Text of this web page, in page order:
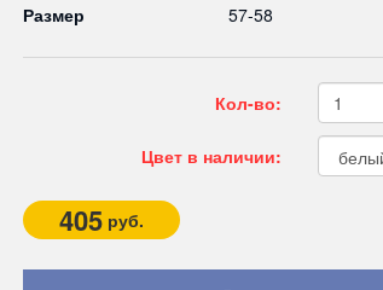
Размер
57-58
Кол-во:
Цвет в наличии:
405 руб.